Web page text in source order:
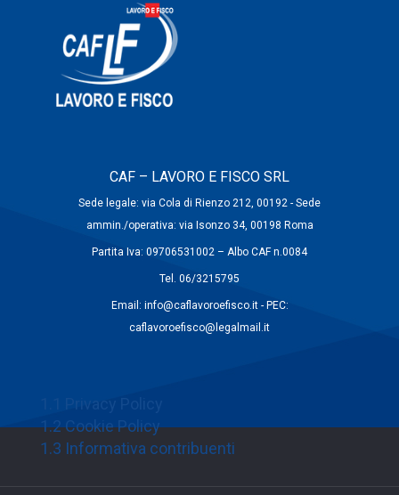
CAF – LAVORO E FISCO SRL
Sede legale: via Cola di Rienzo 212, 00192 - Sede
ammin./operativa: via Isonzo 34, 00198 Roma
Partita Iva: 09706531002 – Albo CAF n.0084
Tel. 06/3215795
Email: info@caflavoroefisco.it - PEC:
caflavoroefisco@legalmail.it
1.2 Cookie Policy
1.3 Informativa contribuenti